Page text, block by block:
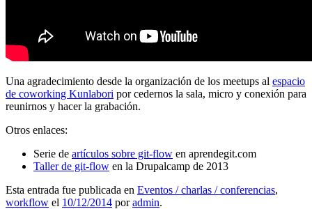
Una agradecimiento desde la organización de los meetups al espacio
de coworking Kunlabori por cedernos la sala, micro y conexión para
reunirnos y hacer la grabación.
Otros enlaces:
Serie de artículos sobre git-flow en aprendegit.com
Taller de git-flow en la Drupalcamp de 2013
Esta entrada fue publicada en Eventos / charlas / conferencias,
workflow el 10/12/2014 poradmin.